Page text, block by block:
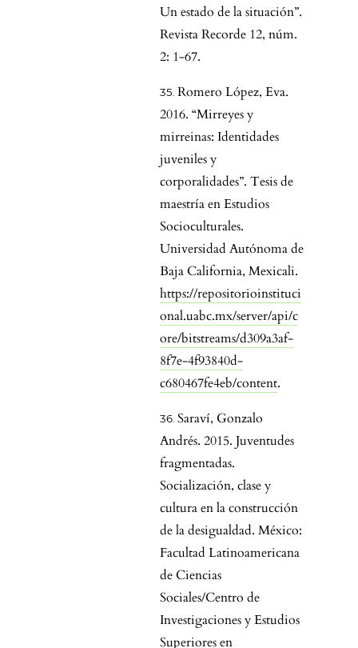
Un estado de la situación”.
Revista Recorde 12, núm.
2: 1-67.
Romero López, Eva.
2016. “Mirreyes y
mirreinas: Identidades
juveniles y
corporalidades”. Tesis de
maestría en Estudios
Socioculturales.
Universidad Autónoma de
Baja California, Mexicali.
https://repositorioinstituci
onal.uabc.mx/server/api/c
ore/bitstreams/d309a3af-
8f7e-4f93840d-
c680467fe4eb/content.
Saraví, Gonzalo
Andrés. 2015. Juventudes
fragmentadas.
Socialización, clase y
cultura en la construcción
de la desigualdad. México:
Facultad Latinoamericana
de Ciencias
Sociales/Centro de
Investigaciones y Estudios
Superiores en